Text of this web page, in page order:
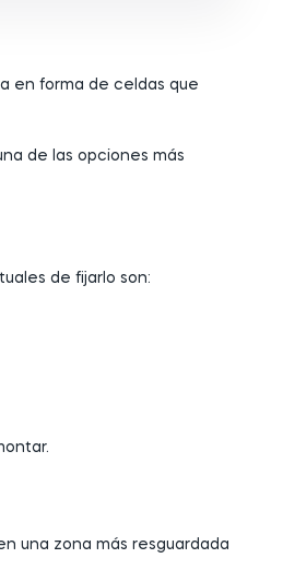
en forma de celdas que
de las opciones más
de fijarlo son:
una zona más resguardada